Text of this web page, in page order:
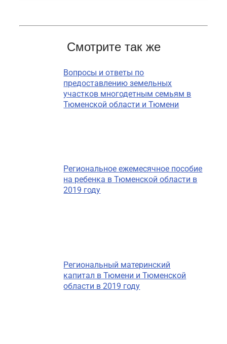
Смотрите так же
Вопросы и ответы по
предоставлению земельных
участков многодетным семьям в
Тюменской области и Тюмени
Региональное ежемесячное пособие
на ребенка в Тюменской области в
2019 году
Региональный материнский
капитал в Тюмени и Тюменской
области в 2019 году